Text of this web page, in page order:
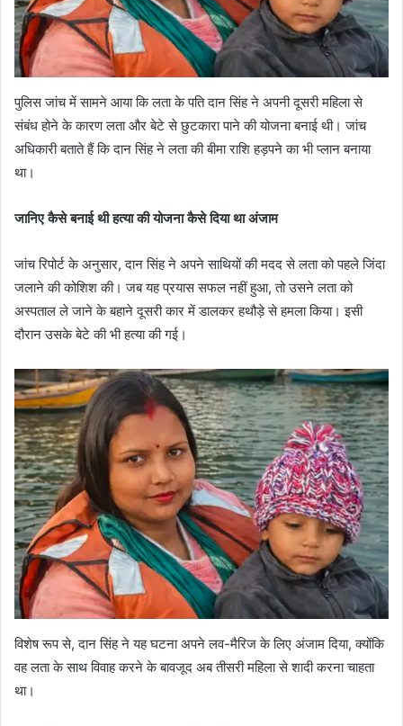
पुलिस जांच में सामने आया कि लता के पति दान सिंह ने अपनी दूसरी महिला से
संबंध होने के कारण लता और बेटे से छुटकारा पाने की योजना बनाई थी। जांच
अधिकारी बताते हैं कि दान सिंह ने लता की बीमा राशि हड़पने का भी प्लान बनाया
था।
जानिए कैसे बनाई थी हत्या की योजना कैसे दिया था अंजाम
जांच रिपोर्ट के अनुसार, दान सिंह ने अपने साथियों की मदद से लता को पहले जिंदा
जलाने की कोशिश की। जब यह प्रयास सफल नहीं हुआ, तो उसने लता को
अस्पताल ले जाने के बहाने दूसरी कार में डालकर हथौड़े से हमला किया। इसी
दौरान उसके बेटे की भी हत्या की गई।
विशेष रूप से, दान सिंह ने यह घटना अपने लव-मैरिज के लिए अंजाम दिया, क्योंकि
वह लता के साथ विवाह करने के बावजूद अब तीसरी महिला से शादी करना चाहता
था।